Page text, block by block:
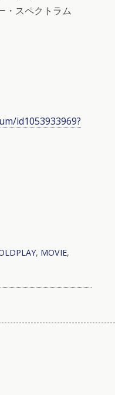
・スペクトラム
id1053933969?
, MOVIE,